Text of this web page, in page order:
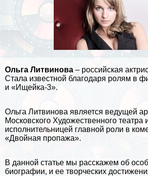
Ольга Литвинова – российская
Стала известной благодаря ролям в
и «Ищейка-3».
Ольга Литвинова является ведущей
Московского Художественного театра
исполнительницей главной роли в
«Двойная пропажа».
В данной статье мы расскажем об
биографии, и ее творческих